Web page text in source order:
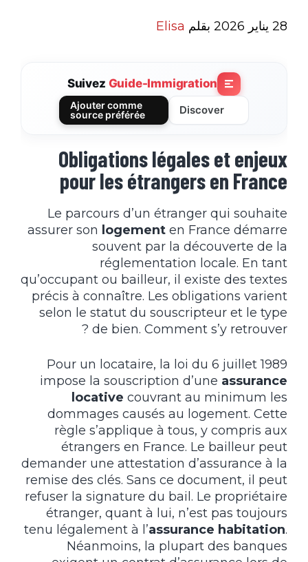
28 يناير 2026 بقلم Elisa
Suivez Guide-Immigration
Discover
Ajouter comme
source préférée
Obligations légales et enjeux
pour les étrangers en France
Le parcours d’un étranger qui souhaite
assurer son logement en France démarre
souvent par la découverte de la
réglementation locale. En tant
qu’occupant ou bailleur, il existe des textes
précis à connaître. Les obligations varient
selon le statut du souscripteur et le type
de bien. Comment s’y retrouver ?
Pour un locataire, la loi du 6 juillet 1989
impose la souscription d’une assurance
locative couvrant au minimum les
dommages causés au logement. Cette
règle s’applique à tous, y compris aux
étrangers en France. Le bailleur peut
demander une attestation d’assurance à la
remise des clés. Sans ce document, il peut
refuser la signature du bail. Le propriétaire
étranger, quant à lui, n’est pas toujours
tenu légalement à l’assurance habitation.
Néanmoins, la plupart des banques